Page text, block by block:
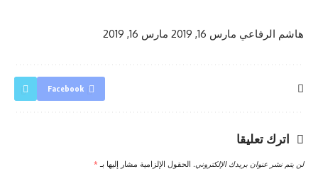
هاشم الرفاعي مارس 16, 2019 مارس 16, 2019
Facebook
اترك تعليقا
لن يتم نشر عنوان بريدك الإلكتروني. الحقول الإلزامية مشار إليها بـ *